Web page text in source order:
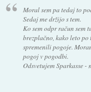
Moral sem pa tedaj to
Sedaj me držijo s tem.
Ko sem odpr račun sem
brezplačno, kako leto
spremenili pogoje.
pogoj v pogodbi.
Odsvetujem Sparkasse -